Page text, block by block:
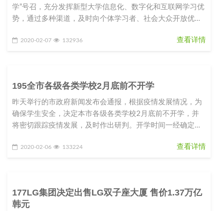
学”号召，充分发挥新型大学信息化、数字化和互联网学习优
势，通过多种渠道，及时向个体学习者、社会大众开放优质
2020-02-07 132936 查看详情
195全市各级各类学校2月底前不开学
昨天举行的市政府新闻发布会通报，根据疫情发展情况，为
确保学生安全，决定本市各级各类学校2月底前不开学，并
将密切跟踪疫情发展，及时作出研判。开学时间一经确定，
2020-02-06 133224 查看详情
177LG集团决定出售LG双子座大厦 售价1.37万亿
韩元